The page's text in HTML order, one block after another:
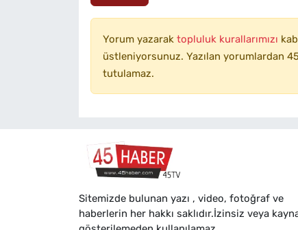
Yorum yazarak topluluk kurallarımızı
üstleniyorsunuz. Yazılan yorumlardan
tutulamaz.
Sitemizde bulunan yazı , video, fotoğraf ve
haberlerin her hakkı saklıdır.İzinsiz veya